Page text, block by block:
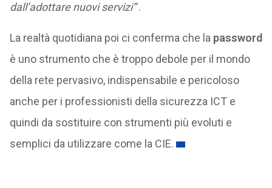
dall’adottare nuovi servizi”.
La realtà quotidiana poi ci conferma che la password
è uno strumento che è troppo debole per il mondo
della rete pervasivo, indispensabile e pericoloso
anche per i professionisti della sicurezza ICT e
quindi da sostituire con strumenti più evoluti e
semplici da utilizzare come la CIE.